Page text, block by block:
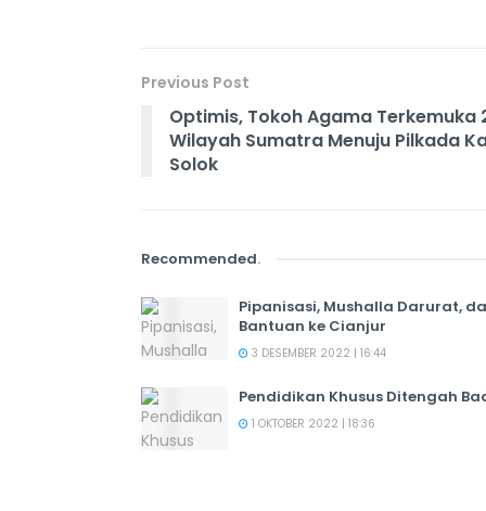
Previous Post
Optimis, Tokoh Agama Terkemuka
Wilayah Sumatra Menuju Pilkada
Solok
Recommended.
Pipanisasi, Mushalla Darurat,
Bantuan ke Cianjur
3 DESEMBER 2022 | 16:44
Pendidikan Khusus Ditengah
1 OKTOBER 2022 | 18:36